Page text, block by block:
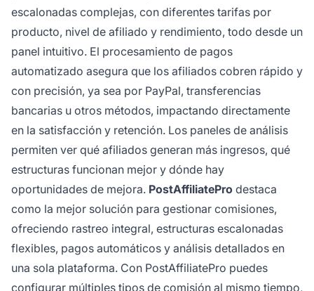
escalonadas complejas, con diferentes tarifas por
producto, nivel de afiliado y rendimiento, todo desde un
panel intuitivo. El procesamiento de pagos
automatizado asegura que los afiliados cobren rápido y
con precisión, ya sea por PayPal, transferencias
bancarias u otros métodos, impactando directamente
en la satisfacción y retención. Los paneles de análisis
permiten ver qué afiliados generan más ingresos, qué
estructuras funcionan mejor y dónde hay
oportunidades de mejora. PostAffiliatePro destaca
como la mejor solución para gestionar comisiones,
ofreciendo rastreo integral, estructuras escalonadas
flexibles, pagos automáticos y análisis detallados en
una sola plataforma. Con PostAffiliatePro puedes
configurar múltiples tipos de comisión al mismo tiempo,